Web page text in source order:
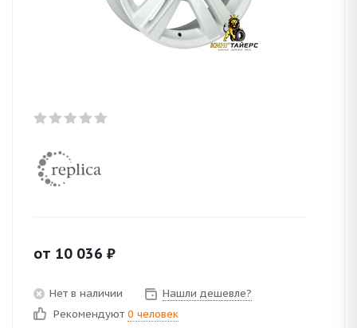
от 10 036 ₽
Нет в наличии
Нашли дешевле?
Рекомендуют 0 человек